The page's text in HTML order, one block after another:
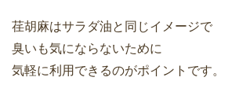
荏胡麻はサラダ油と同じイメージで
臭いも気にならないために
気軽に利用できるのがポイントです。